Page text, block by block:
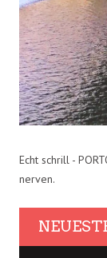
Echt schrill -
nerven.